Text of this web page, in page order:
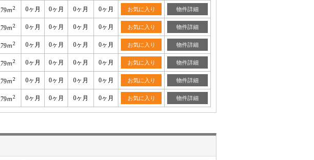
ｍ2 0ヶ月 0ヶ月 0ヶ月 0ヶ月 お気に入り 物件詳細
ｍ2 0ヶ月 0ヶ月 0ヶ月 0ヶ月 お気に入り 物件詳細
ｍ2 0ヶ月 0ヶ月 0ヶ月 0ヶ月 お気に入り 物件詳細
ｍ2 0ヶ月 0ヶ月 0ヶ月 0ヶ月 お気に入り 物件詳細
ｍ2 0ヶ月 0ヶ月 0ヶ月 0ヶ月 お気に入り 物件詳細
ｍ2 0ヶ月 0ヶ月 0ヶ月 0ヶ月 お気に入り 物件詳細